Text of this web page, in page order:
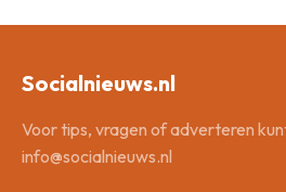
Socialnieuws.nl
Voor tips, vragen of adverteren
info@socialnieuws.nl